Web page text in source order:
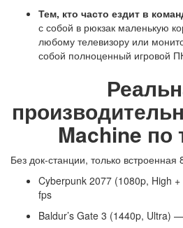
Тем, кто часто ездит в
с собой в рюкзак маленькую
любому телевизору или
собой полноценный игровой
Machine по
Без док-станции, только
Cyberpunk 2077 (1080p, High
fps
Baldur’s Gate 3 (1440p, Ultra)